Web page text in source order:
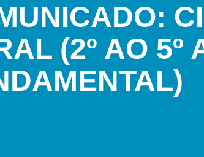
(2º AO 5º